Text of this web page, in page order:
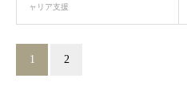
ャリア支援
1 2